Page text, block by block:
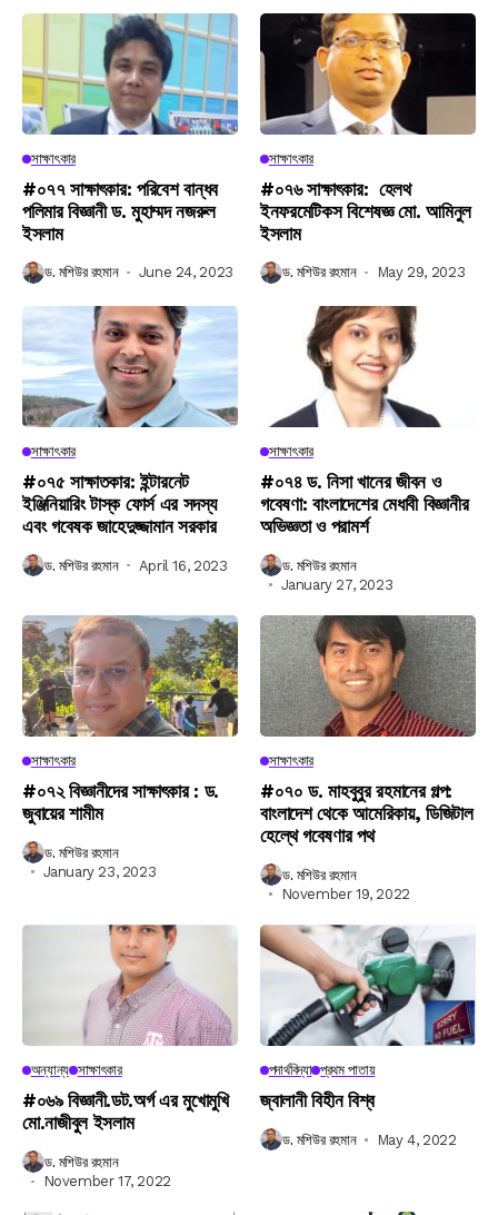
সাক্ষাৎকার
#০৭৭ সাক্ষাৎকার: পরিবেশ বান্ধব
পলিমার বিজ্ঞানী ড. মুহাম্মদ নজরুল
ইসলাম
ড. মশিউর রহমান June 24, 2023
সাক্ষাৎকার
#০৭৬ সাক্ষাৎকার: হেলথ
ইনফরমেটিকস বিশেষজ্ঞ মো. আমিনুল
ইসলাম
ড. মশিউর রহমান May 29, 2023
সাক্ষাৎকার
#০৭৫ সাক্ষাতকার: ইন্টারনেট
ইঞ্জিনিয়ারিং টাস্ক ফোর্স এর সদস্য
এবং গবেষক জাহেদুজ্জামান সরকার
ড. মশিউর রহমান April 16, 2023
সাক্ষাৎকার
#০৭৪ ড. নিসা খানের জীবন ও
গবেষণা: বাংলাদেশের মেধাবী বিজ্ঞানীর
অভিজ্ঞতা ও পরামর্শ
ড. মশিউর রহমান
January 27, 2023
সাক্ষাৎকার
#০৭২ বিজ্ঞানীদের সাক্ষাৎকার : ড.
জুবায়ের শামীম
ড. মশিউর রহমান
January 23, 2023
সাক্ষাৎকার
#০৭০ ড. মাহবুবুর রহমানের গল্প:
বাংলাদেশ থেকে আমেরিকায়, ডিজিটাল
হেল্থে গবেষণার পথ
ড. মশিউর রহমান
November 19, 2022
অন্যান্য সাক্ষাৎকার
#০৬৯ বিজ্ঞানী.ডট.অর্গ এর মুখোমুখি
মো.নাজীবুল ইসলাম
ড. মশিউর রহমান
November 17, 2022
পদার্থবিদ্যা প্রথম পাতায়
জ্বালানী বিহীন বিশ্ব
ড. মশিউর রহমান May 4, 2022